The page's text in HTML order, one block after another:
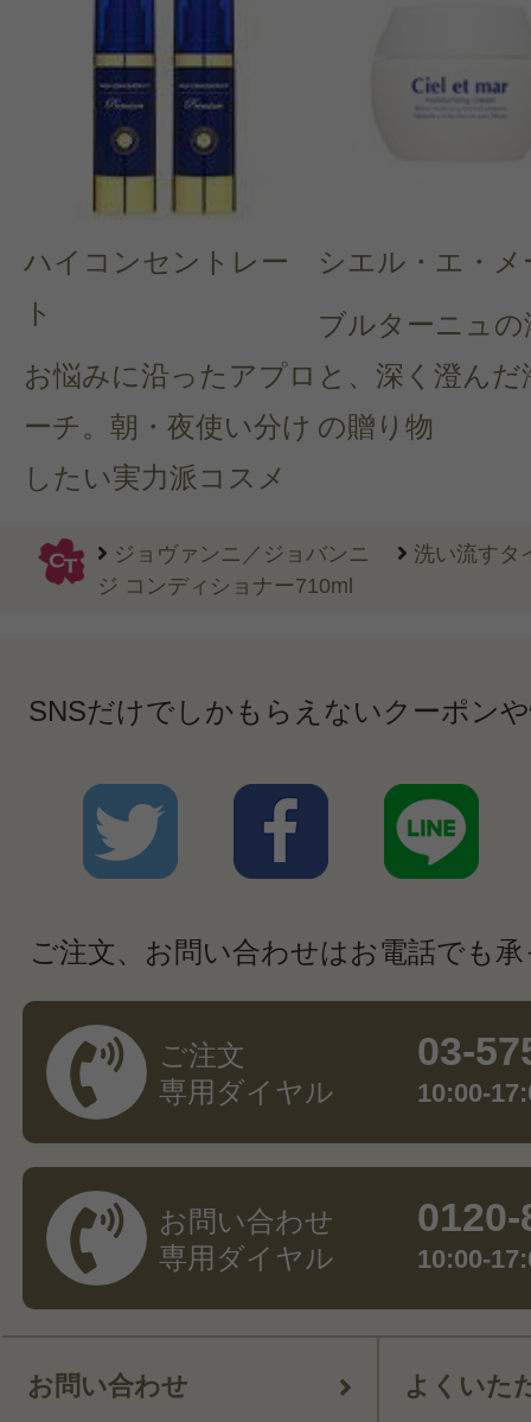
ハイコンセントレー
ト
お悩みに沿ったアプロ
ーチ。朝・夜使い分け
したい実力派コスメ
シエル・エ・メ
ブルターニュの
と、深く澄んだ
の贈り物
ジョヴァンニ／ジョバンニ
洗い流すタ
ジ コンディショナー710ml
SNSだけでしかもらえないクーポン
ご注文、お問い合わせはお電話でも
ご注文
専用ダイヤル
03-
10:00-
お問い合わせ
専用ダイヤル
10:00-
お問い合わせ よくいた